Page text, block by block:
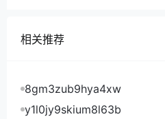
ExtraVM荷兰vps电信回程路由
ExtraVM荷兰vps联通去程路由
相关推荐
8gm3zub9hya4xw
y1l0jy9skium8l63b